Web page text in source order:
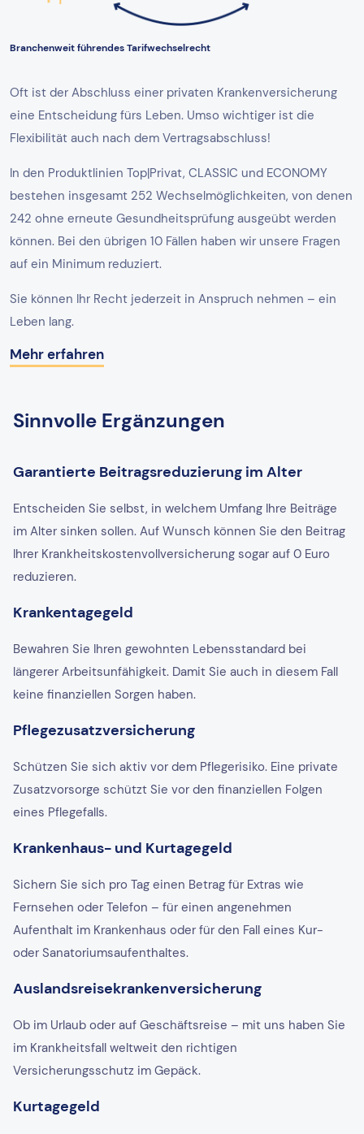
Branchenweit führendes Tarifwechselrecht
Oft ist der Abschluss einer privaten Krankenversicherung
eine Entscheidung fürs Leben. Umso wichtiger ist die
Flexibilität auch nach dem Vertragsabschluss!
In den Produktlinien Top|Privat, CLASSIC und ECONOMY
bestehen insgesamt 252 Wechselmöglichkeiten, von denen
242 ohne erneute Gesundheitsprüfung ausgeübt werden
können. Bei den übrigen 10 Fällen haben wir unsere Fragen
auf ein Minimum reduziert.
Sie können Ihr Recht jederzeit in Anspruch nehmen – ein
Leben lang.
Mehr erfahren
Sinnvolle Ergänzungen
Garantierte Beitragsreduzierung im Alter
Entscheiden Sie selbst, in welchem Umfang Ihre Beiträge
im Alter sinken sollen. Auf Wunsch können Sie den Beitrag
Ihrer Krankheitskostenvollversicherung sogar auf 0 Euro
reduzieren.
Krankentagegeld
Bewahren Sie Ihren gewohnten Lebensstandard bei
längerer Arbeitsunfähigkeit. Damit Sie auch in diesem Fall
keine finanziellen Sorgen haben.
Pflegezusatzversicherung
Schützen Sie sich aktiv vor dem Pflegerisiko. Eine private
Zusatzvorsorge schützt Sie vor den finanziellen Folgen
eines Pflegefalls.
Krankenhaus- und Kurtagegeld
Sichern Sie sich pro Tag einen Betrag für Extras wie
Fernsehen oder Telefon – für einen angenehmen
Aufenthalt im Krankenhaus oder für den Fall eines Kur-
oder Sanatoriumsaufenthaltes.
Auslandsreisekrankenversicherung
Ob im Urlaub oder auf Geschäftsreise – mit uns haben Sie
im Krankheitsfall weltweit den richtigen
Versicherungsschutz im Gepäck.
Kurtagegeld